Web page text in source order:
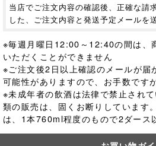
当店でご注文内容の確認後、正確な請
した、ご注文内容と発送予定メールを
※毎週月曜日12:00～12:40の間は、
いただくことができません
※ご注文後2日以上確認のメールが届
可能性がありますので、お手数です
※未成年者の飲酒は法律で禁止され
類の販売は、固くお断りしています
は、1本760ml程度のもので2ダース